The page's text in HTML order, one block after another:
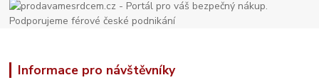
Informace pro návštěvníky